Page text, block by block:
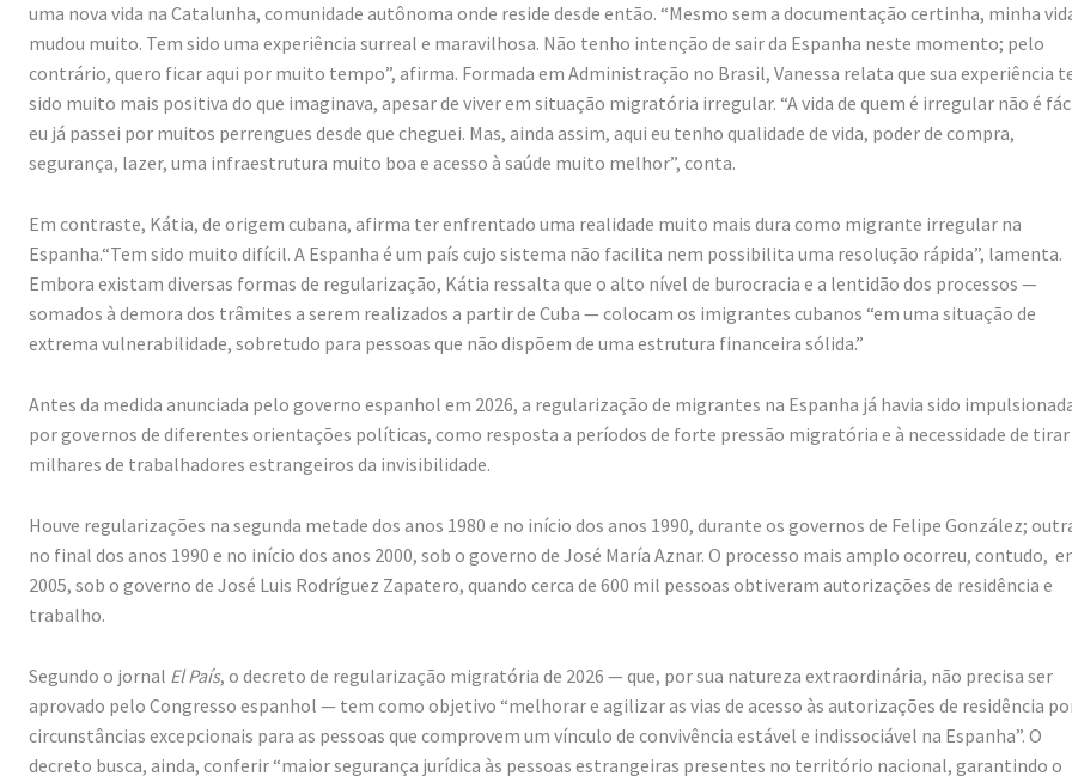
uma nova vida na Catalunha, comunidade autônoma onde reside desde então. “Mesmo sem a documentação certinha, minha
mudou muito. Tem sido uma experiência surreal e maravilhosa. Não tenho intenção de sair da Espanha neste momento; pelo
contrário, quero ficar aqui por muito tempo”, afirma. Formada em Administração no Brasil, Vanessa relata que sua experiência
sido muito mais positiva do que imaginava, apesar de viver em situação migratória irregular. “A vida de quem é irregular não é
eu já passei por muitos perrengues desde que cheguei. Mas, ainda assim, aqui eu tenho qualidade de vida, poder de compra,
segurança, lazer, uma infraestrutura muito boa e acesso à saúde muito melhor”, conta.
Em contraste, Kátia, de origem cubana, afirma ter enfrentado uma realidade muito mais dura como migrante irregular na
Espanha.“Tem sido muito difícil. A Espanha é um país cujo sistema não facilita nem possibilita uma resolução rápida”, lamenta.
Embora existam diversas formas de regularização, Kátia ressalta que o alto nível de burocracia e a lentidão dos processos —
somados à demora dos trâmites a serem realizados a partir de Cuba — colocam os imigrantes cubanos “em uma situação de
extrema vulnerabilidade, sobretudo para pessoas que não dispõem de uma estrutura financeira sólida.”
Antes da medida anunciada pelo governo espanhol em 2026, a regularização de migrantes na Espanha já havia sido
por governos de diferentes orientações políticas, como resposta a períodos de forte pressão migratória e à necessidade de tirar
milhares de trabalhadores estrangeiros da invisibilidade.
Houve regularizações na segunda metade dos anos 1980 e no início dos anos 1990, durante os governos de Felipe González;
no final dos anos 1990 e no início dos anos 2000, sob o governo de José María Aznar. O processo mais amplo ocorreu, contudo,
2005, sob o governo de José Luis Rodríguez Zapatero, quando cerca de 600 mil pessoas obtiveram autorizações de residência e
trabalho.
Segundo o jornal El País, o decreto de regularização migratória de 2026 — que, por sua natureza extraordinária, não precisa ser
aprovado pelo Congresso espanhol — tem como objetivo “melhorar e agilizar as vias de acesso às autorizações de residência
circunstâncias excepcionais para as pessoas que comprovem um vínculo de convivência estável e indissociável na Espanha”. O
decreto busca, ainda, conferir “maior segurança jurídica às pessoas estrangeiras presentes no território nacional, garantindo o